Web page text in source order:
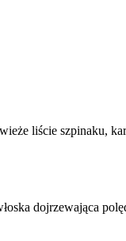
liście szpinaku,
dojrzewająca